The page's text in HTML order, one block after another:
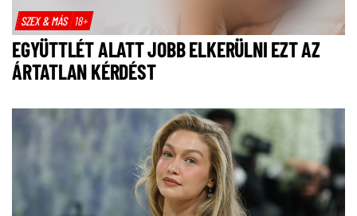
SZEX & MÁS 18+
EGYÜTTLÉT ALATT JOBB ELKERÜLNI EZT AZ
ÁRTATLAN KÉRDÉST